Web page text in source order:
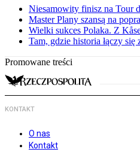
Niesamowity finisz na Tour
Master Plany szansą na
Wielki sukces Polaka. Z
Tam, gdzie historia łączy
Promowane treści
KONTAKT
O nas
Kontakt